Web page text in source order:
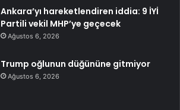
Ankara’yı hareketlendiren iddia: 9 İYİ
Partili vekil MHP’ye geçecek
Ağustos 6, 2026
Trump oğlunun düğününe gitmiyor
Ağustos 6, 2026